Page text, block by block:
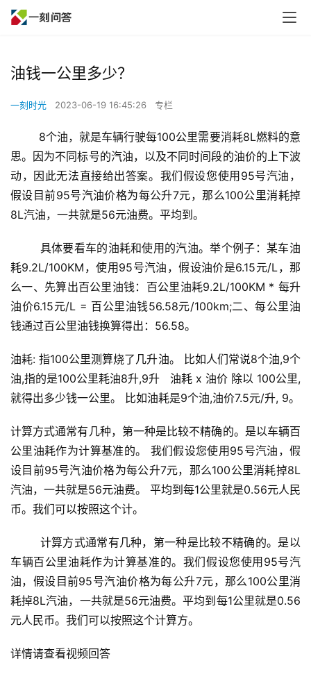
油钱一公里多少？
一刻时光 2023-06-19 16:45:26 专栏
思。因为不同标号的汽油，以及不同时间段的油价的上下波
动，因此无法直接给出答案。我们假设您使用95号汽油，
假设目前95号汽油价格为每公升7元，那么100公里消耗掉
8L汽油，一共就是56元油费。平均到。
耗9.2L/100KM，使用95号汽油，假设油价是6.15元/L，那
么一、先算出百公里油钱：百公里油耗9.2L/100KM * 每升
油价6.15元/L = 百公里油钱56.58元/100km;二、每公里油
钱通过百公里油钱换算得出：56.58。
油耗: 指100公里测算烧了几升油。 比如人们常说8个油,9个
油,指的是100公里耗油8升,9升   油耗 x 油价 除以 100公里,
就得出多少钱一公里。 比如油耗是9个油,油价7.5元/升, 9。
计算方式通常有几种，第一种是比较不精确的。是以车辆百
公里油耗作为计算基准的。 我们假设您使用95号汽油，假
设目前95号汽油价格为每公升7元，那么100公里消耗掉8L
汽油，一共就是56元油费。 平均到每1公里就是0.56元人民
币。我们可以按照这个计。
车辆百公里油耗作为计算基准的。我们假设您使用95号汽
油，假设目前95号汽油价格为每公升7元，那么100公里消
耗掉8L汽油，一共就是56元油费。平均到每1公里就是0.56
元人民币。我们可以按照这个计算方。
详情请查看视频回答